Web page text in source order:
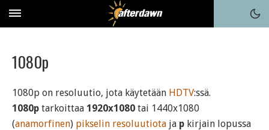
1080p
1080p on resoluutio, jota käytetään HDTV:ssä.
1080p tarkoittaa 1920x1080 tai 1440x1080
(anamorfinen) pikselin resoluutiota ja p kirjain lopussa